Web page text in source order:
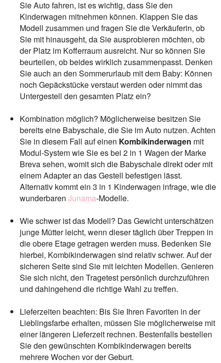
Sie Auto fahren, ist es wichtig, dass Sie den
Kinderwagen mitnehmen können. Klappen Sie das
Modell zusammen und fragen Sie die Verkäuferin, ob
Sie mit hinausgeht, da Sie ausprobieren möchten, ob
der Platz im Kofferraum ausreicht. Nur so können Sie
beurteilen, ob beides wirklich zusammenpasst. Denken
Sie auch an den Sommerurlaub mit dem Baby: Können
noch Gepäckstücke verstaut werden oder nimmt das
Untergestell den gesamten Platz ein?
Kombination möglich? Möglicherweise besitzen Sie
bereits eine Babyschale, die Sie im Auto nutzen. Achten
Sie in diesem Fall auf einen Kombikinderwagen mit
Modul-System wie Sie es bei 2 in 1 Wagen der Marke
Breva sehen, womit sich die Babyschale direkt oder mit
einem Adapter an das Gestell befestigen lässt.
Alternativ kommt ein 3 in 1 Kinderwagen infrage, wie die
wunderbaren Junama-Modelle.
Wie schwer ist das Modell? Das Gewicht unterschätzen
junge Mütter leicht, wenn dieser täglich über Treppen in
die obere Etage getragen werden muss. Bedenken Sie
hierbei, Kombikinderwagen sind relativ schwer. Auf der
sicheren Seite sind Sie mit leichten Modellen. Genieren
Sie sich nicht, den Tragetest persönlich durchzuführen
und dahingehend die richtige Wahl zu treffen.
Lieferzeiten beachten: Bis Sie Ihren Favoriten in der
Lieblingsfarbe erhalten, müssen Sie möglicherweise mit
einer längeren Lieferzeit rechnen. Bestenfalls bestellen
Sie den gewünschten Kombikinderwagen bereits
mehrere Wochen vor der Geburt.